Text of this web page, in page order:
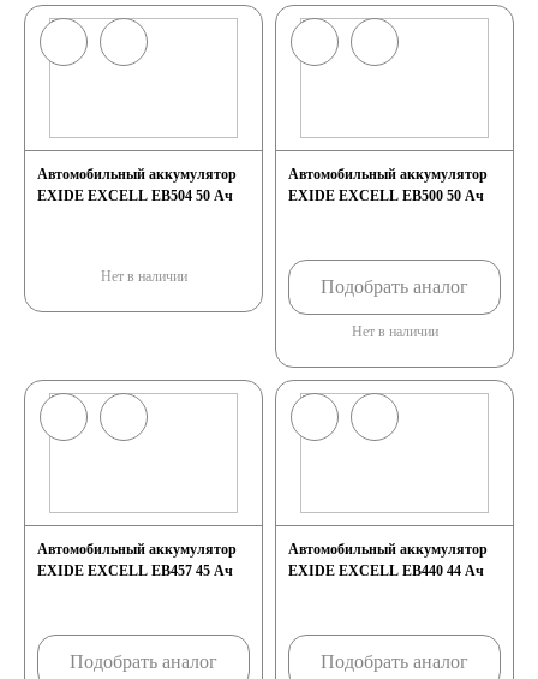
лодок
электромоторов
аккумуляторы
Автомобильный аккумулятор
EXIDE EXCELL EB504 50 Ач
Нет в наличии
Автомобильный аккумулятор
EXIDE EXCELL EB500 50 Ач
Подобрать аналог
Нет в наличии
Автомобильный аккумулятор
EXIDE EXCELL EB457 45 Ач
Подобрать аналог
Автомобильный аккумулятор
EXIDE EXCELL EB440 44 Ач
Подобрать аналог